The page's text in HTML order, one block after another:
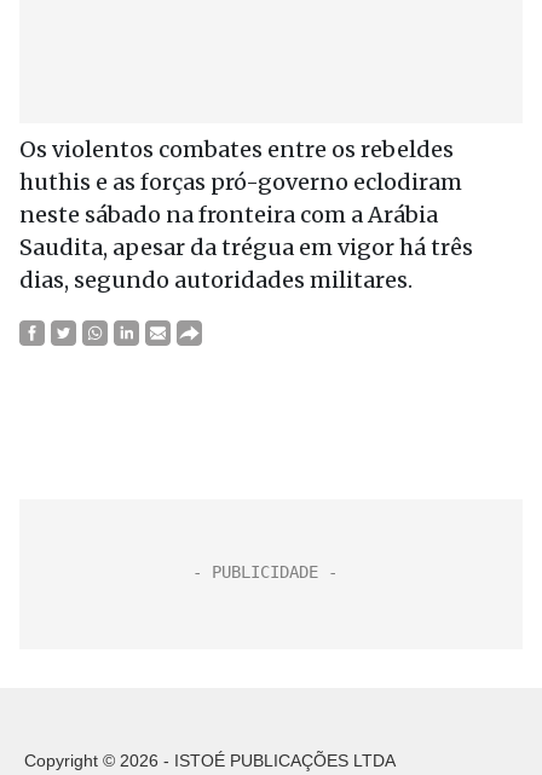
Os violentos combates entre os rebeldes
huthis e as forças pró-governo eclodiram
neste sábado na fronteira com a Arábia
Saudita, apesar da trégua em vigor há três
dias, segundo autoridades militares.
Copyright © 2026 - ISTOÉ PUBLICAÇÕES LTDA